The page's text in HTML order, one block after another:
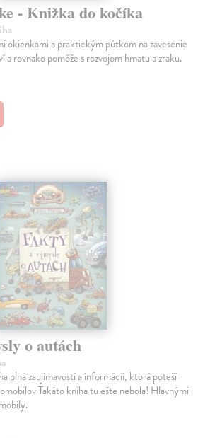
- Knižka do kočíka
okienkami a praktickým pútkom na zavesenie
a rovnako pomôže s rozvojom hmatu a zraku.
o autách
plná zaujímavostí a informácií, ktorá poteší
Takáto kniha tu ešte nebola! Hlavnými